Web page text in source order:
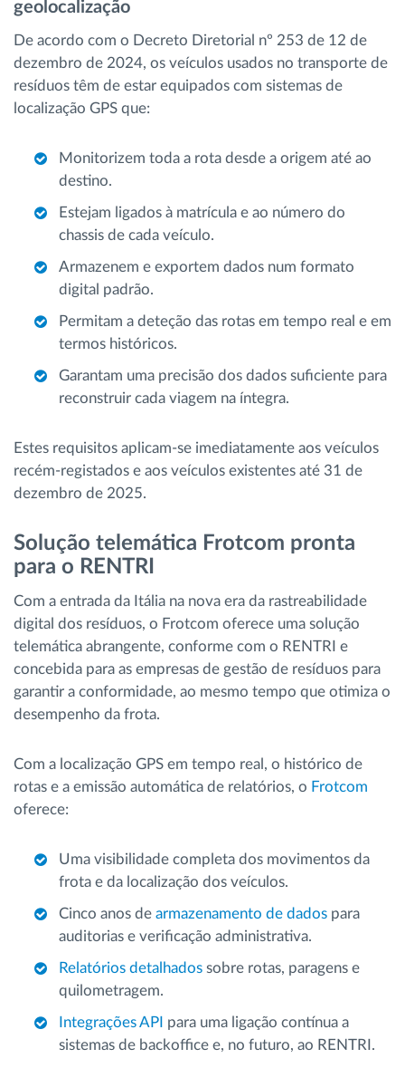
geolocalização
De acordo com o Decreto Diretorial nº 253 de 12 de
dezembro de 2024, os veículos usados no transporte de
resíduos têm de estar equipados com sistemas de
localização GPS que:
Monitorizem toda a rota desde a origem até ao
destino.
Estejam ligados à matrícula e ao número do
chassis de cada veículo.
Armazenem e exportem dados num formato
digital padrão.
Permitam a deteção das rotas em tempo real e em
termos históricos.
Garantam uma precisão dos dados suficiente para
reconstruir cada viagem na íntegra.
Estes requisitos aplicam-se imediatamente aos veículos
recém-registados e aos veículos existentes até 31 de
dezembro de 2025.
Solução telemática Frotcom pronta
para o RENTRI
Com a entrada da Itália na nova era da rastreabilidade
digital dos resíduos, o Frotcom oferece uma solução
telemática abrangente, conforme com o RENTRI e
concebida para as empresas de gestão de resíduos para
garantir a conformidade, ao mesmo tempo que otimiza o
desempenho da frota.
Com a localização GPS em tempo real, o histórico de
rotas e a emissão automática de relatórios, o Frotcom
oferece:
Uma visibilidade completa dos movimentos da
frota e da localização dos veículos.
Cinco anos de armazenamento de dados para
auditorias e verificação administrativa.
Relatórios detalhados sobre rotas, paragens e
quilometragem.
Integrações API para uma ligação contínua a
sistemas de backoffice e, no futuro, ao RENTRI.